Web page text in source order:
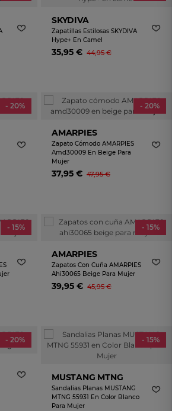
SKYDIVA
Zapatillas Estilosas SKYDIVA
Hype+ En Camel
35,95 € 44,95 €
- 20% - 20%
AMARPIES
Zapato Cómodo AMARPIES
Amd30009 En Beige Para
Mujer
37,95 € 47,95 €
- 15% - 15%
AMARPIES
Zapatos Con Cuña AMARPIES
Ahi30065 Beige Para Mujer
39,95 € 45,95 €
- 20% - 15%
MUSTANG MTNG
Sandalias Planas MUSTANG
MTNG 55931 En Color Blanco
Para Mujer